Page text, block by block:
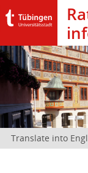
Translate into